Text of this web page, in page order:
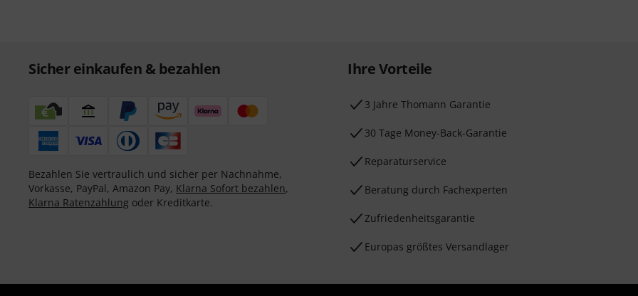
Sicher einkaufen & bezahlen
Bezahlen Sie vertraulich und sicher per Nachnahme,
Vorkasse, PayPal, Amazon Pay, Klarna Sofort bezahlen,
Klarna Ratenzahlung oder Kreditkarte.
Ihre Vorteile
3 Jahre Thomann Garantie
30 Tage Money-Back-Garantie
Reparaturservice
Beratung durch Fachexperten
Zufriedenheitsgarantie
Europas größtes Versandlager